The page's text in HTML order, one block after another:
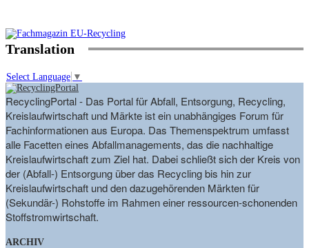
Translation
Select Language ▼
RecyclingPortal - Das Portal für Abfall, Entsorgung, Recycling,
Kreislaufwirtschaft und Märkte ist ein unabhängiges Forum für
Fachinformationen aus Europa. Das Themenspektrum umfasst
alle Facetten eines Abfallmanagements, das die nachhaltige
Kreislaufwirtschaft zum Ziel hat. Dabei schließt sich der Kreis von
der (Abfall-) Entsorgung über das Recycling bis hin zur
Kreislaufwirtschaft und den dazugehörenden Märkten für
(Sekundär-) Rohstoffe im Rahmen einer ressourcen-schonenden
Stoffstromwirtschaft.
ARCHIV